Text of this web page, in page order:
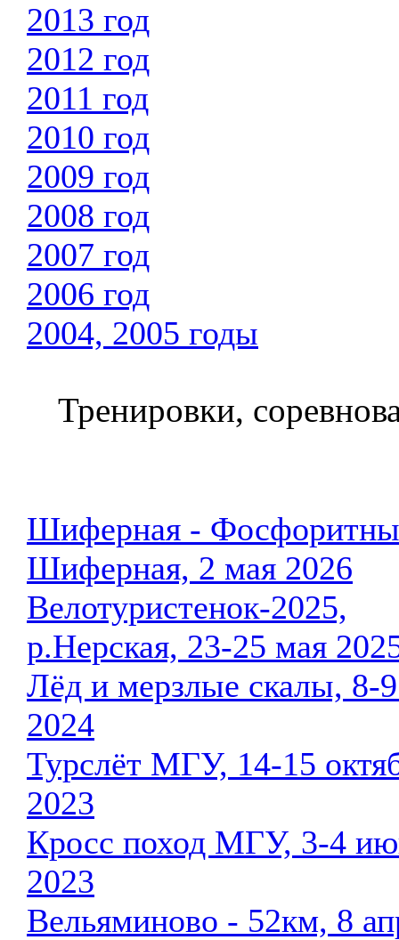
2013 год
2012 год
2011 год
2010 год
2009 год
2008 год
2007 год
2006 год
2004, 2005 годы
Тренировки,
Шиферная -
Шиферная, 2 мая 2026
Велотуристенок-2025,
р.Нерская, 23-25 мая
Лёд и мерзлые скалы, 8-
2024
Турслёт МГУ, 14-15
2023
Кросс поход МГУ, 3-4
2023
Вельяминово - 52км, 8